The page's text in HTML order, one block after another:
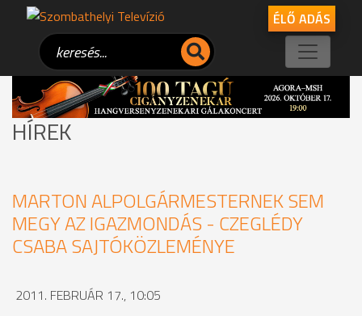
ÉLŐ ADÁS
HÍREK
MARTON ALPOLGÁRMESTERNEK SEM
MEGY AZ IGAZMONDÁS - CZEGLÉDY
CSABA SAJTÓKÖZLEMÉNYE
2011. FEBRUÁR 17., 10:05